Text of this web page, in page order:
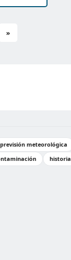
»
previsión meteorológica
historia